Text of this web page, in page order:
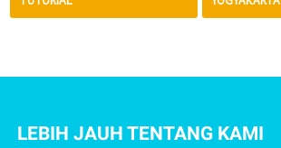
LEBIH JAUH TENTANG KAMI